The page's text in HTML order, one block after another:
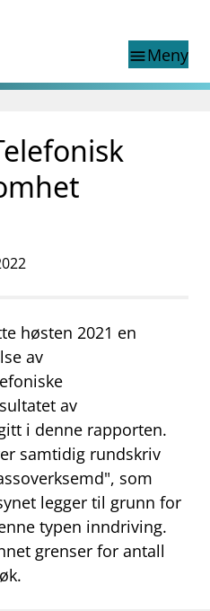
menuMeny
exist in English
home page
høsten 2021 en
av
av
i denne rapporten.
samtidig rundskriv
som
legger til grunn for
typen inndriving.
grenser for antall